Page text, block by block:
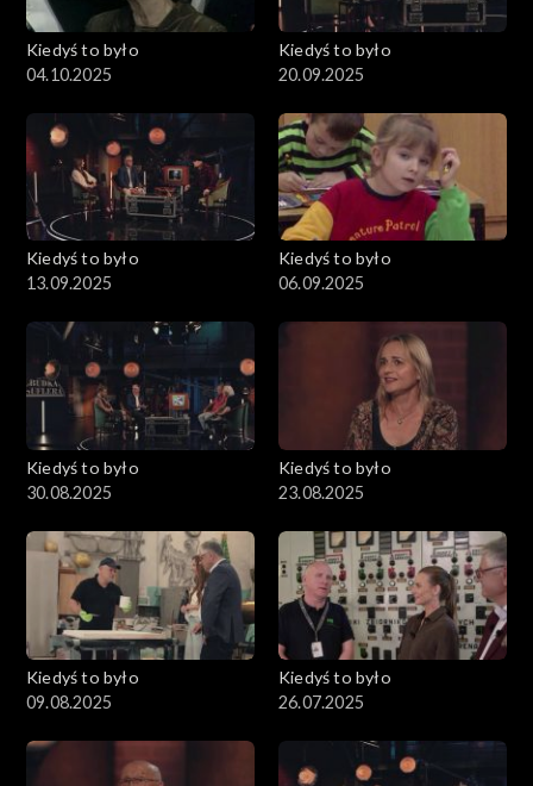
Kiedyś to było
04.10.2025
Kiedyś to było
20.09.2025
Kiedyś to było
13.09.2025
Kiedyś to było
06.09.2025
Kiedyś to było
30.08.2025
Kiedyś to było
23.08.2025
Kiedyś to było
09.08.2025
Kiedyś to było
26.07.2025